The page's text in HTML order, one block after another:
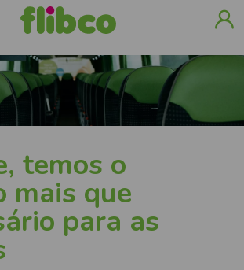
temos o
mais que
para as